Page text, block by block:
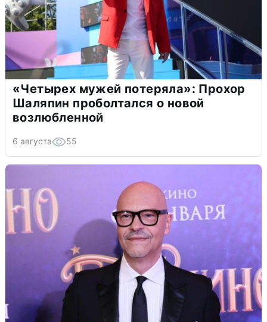
«Четырех мужей потеряла»: Прохор
Шаляпин проболтался о новой
возлюбленной
6 августа 55